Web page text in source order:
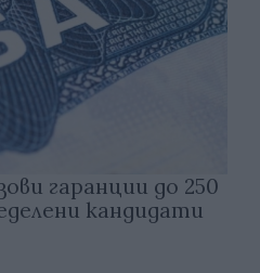
гаранции до 250
кандидати